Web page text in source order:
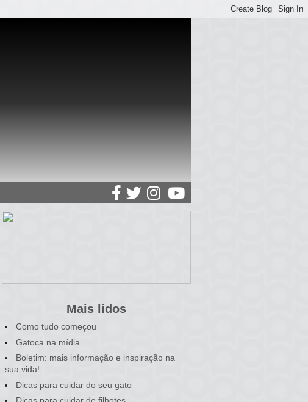
Mais lidos
Como tudo começou
Gatoca na mídia
Boletim: mais informação e inspiração na
sua vida!
Dicas para cuidar do seu gato